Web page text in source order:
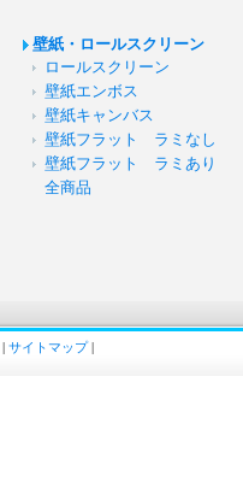
壁紙・ロールスクリーン
ロールスクリーン
壁紙エンボス
壁紙キャンバス
壁紙フラット ラミなし
壁紙フラット ラミあり
全商品
| サイトマップ|